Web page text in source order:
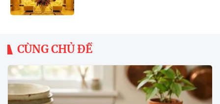
CÙNG CHỦ ĐỀ